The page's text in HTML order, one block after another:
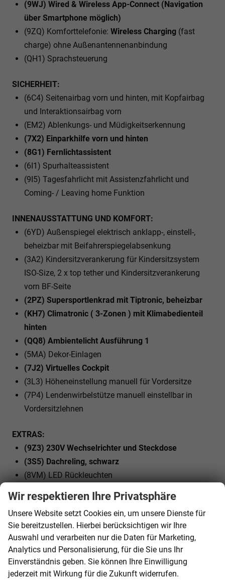
(9WJ) Wired & Wireless App-Connect (Navigation
über Smartphone möglich)
(9ZQ) Komforttelefonie: Wireless Charging (fast
charge) ohne Außenantennenanbindung
(QH1) Sprachsteuerung
SICHERHEIT:
(6C4) Seitenairbag vorn und hinten, mit Kopfairbag
und Interaktionsairbag vorn
(EM2) Ablenkungs- und Müdigkeitserkennung
(7X2) Einparkhilfe vorn und hinten
(8G1) Fernlichtassistent
(6I1) Spurhalteassistent
(9I5) Tagesfahrlicht mit Assistenzfahrlicht und
Coming- / Leaving home Funktion
INNENAUSSTATTUNG UND KOMFORT:
(6YD) Außenspiegel elektrisch anklapp-, einstell-,
beheizbar mit Beifahrerspiegelabsenkung
(3A2) Kindersitzverankerung für Kindersitzsystem
ISO-Size, 2 x top tether und Kindersitzverankerung
vorn BF-Seite
(2PZ) Supersportlenkrad mit Tiptronic, beheizbar
(KH7) Climatronic ( 3-Zonen ) mit Klimabedienteil
hinten
(QQ8) Ambientelicht Ausführung 1
(5MA) Dekor-Einlagen
(7J2) Virtuelles Cockpit
(3L3) Höheneinstellung manuell für Vordersitze
(7P4) Lendenwirbelstütze manuell einstellbar in
Vordersitzlehnen
EXTRAS:
(9Z3) 230V Wechselrichter und Steckdose
(3S5) Dachreling, schwarz
(8VM) LED Rückleuchten
(J83) Reifen 245/45 R18 96W
(6E3) Mittelarmlehne vorn
(7UX) Navigationssystem-Vorbereitung (Baseline)
(N0L) Sitzbezüge in Stoff
(3GN) Variables Ladebodenkonzept
(4I7) Zentralverriegelung ""Keyless-Go"" ohne
Wir respektieren Ihre Privatsphäre
Unsere Website setzt Cookies ein, um unsere Dienste für
Sie bereitzustellen. Hierbei berücksichtigen wir Ihre
Auswahl und verarbeiten nur die Daten für Marketing,
Analytics und Personalisierung, für die Sie uns Ihr
Einverständnis geben. Sie können Ihre Einwilligung
jederzeit mit Wirkung für die Zukunft widerrufen.